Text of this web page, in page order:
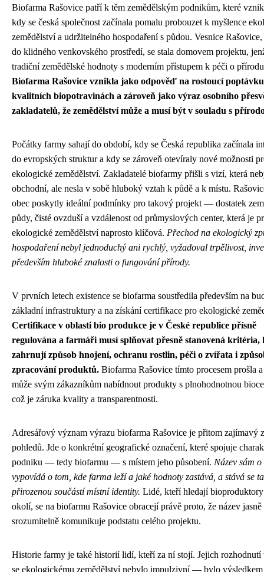
Biofarma Rašovice patří k těm zemědělským podnikům, které
kdy se česká společnost začínala pomalu probouzet k myšlence
zemědělství a udržitelného hospodaření s půdou. Vesnice Rašovice,
do klidného venkovského prostředí, se stala domovem projektu,
tradiční zemědělské hodnoty s moderním přístupem k péči o
Biofarma Rašovice vznikla jako odpověď na rostoucí
kvalitních biopotravinách a zároveň jako výraz osobního
zakladatelů, že zemědělství může a musí být v souladu s
Počátky farmy sahají do období, kdy se Česká republika začínala
do evropských struktur a kdy se zároveň otevíraly nové možnosti
ekologické zemědělství. Zakladatelé biofarmy přišli s vizí, která
obchodní, ale nesla v sobě hluboký vztah k půdě a k místu.
obec poskytly ideální podmínky pro takový projekt — dostatek
půdy, čisté ovzduší a vzdálenost od průmyslových center, která je
ekologické zemědělství naprosto klíčová. Přechod na ekologický
hospodaření nebyl jednoduchý ani rychlý, vyžadoval trpělivost,
především hluboké znalosti o fungování přírody.
V prvních letech existence se biofarma soustředila především na
základní infrastruktury a na získání certifikace pro ekologické
Certifikace v oblasti bio produkce je v České republice přísně
regulována a farmáři musí splňovat přesně stanovená kritéria,
zahrnují způsob hnojení, ochranu rostlin, péči o zvířata i
zpracování produktů. Biofarma Rašovice tímto procesem prošla a
může svým zákazníkům nabídnout produkty s plnohodnotnou
což je záruka kvality a transparentnosti.
Adresářový význam výrazu biofarma Rašovice je přitom zajímavý
pohledů. Jde o konkrétní geografické označení, které spojuje
podniku — tedy biofarmu — s místem jeho působení. Název sám o
vypovídá o tom, kde farma leží a jaké hodnoty zastává, a stává se
přirozenou součástí místní identity. Lidé, kteří hledají
okolí, se na biofarmu Rašovice obracejí právě proto, že název jasně
srozumitelně komunikuje podstatu celého projektu.
Historie farmy je také historií lidí, kteří za ní stojí. Jejich rozhodnutí
se ekologickému zemědělství nebylo impulzivní — bylo